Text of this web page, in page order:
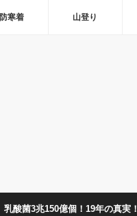
防寒着 山登り
乳酸菌3兆150億個！19年の真実！